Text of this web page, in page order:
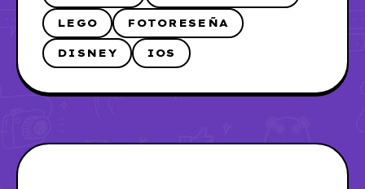
LEGO FOTORESEÑA
DISNEY IOS